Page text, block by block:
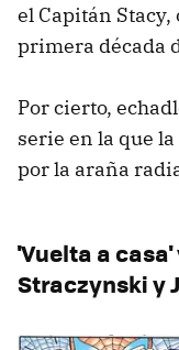
el Capitán
primera década
Por cierto,
serie en la que
por la araña
'Vuelta a casa'
Straczynski y